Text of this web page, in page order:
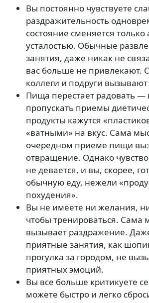
Вы постоянно чувствуете
раздражительность
состояние сменяется
усталостью. Обычные
занятия, даже никак не
вас больше не привлекают.
коллеги и подруги вызывают
Пища перестает радовать —
пропускать приемы
продукты кажутся
«ватными» на вкус. Сама
очередном приеме пищи
отвращение. Однако
не девается, и вы, скорее,
обычную еду, нежели
похудения».
Вы не имеете ни желания,
чтобы тренироваться. Сама
вызывает раздражение.
приятные занятия, как
прогулка за городом, не
приятных эмоций.
Вы все больше критикуете
можете быстро и легко